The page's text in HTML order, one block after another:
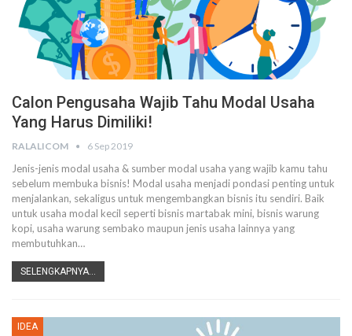
Calon Pengusaha Wajib Tahu Modal Usaha
Yang Harus Dimiliki!
RALALICOM 6 Sep 2019
Jenis-jenis modal usaha & sumber modal usaha yang wajib kamu tahu
sebelum membuka bisnis! Modal usaha menjadi pondasi penting untuk
menjalankan, sekaligus untuk mengembangkan bisnis itu sendiri. Baik
untuk usaha modal kecil seperti bisnis martabak mini, bisnis warung
kopi, usaha warung sembako maupun jenis usaha lainnya yang
membutuhkan…
SELENGKAPNYA...
IDEA